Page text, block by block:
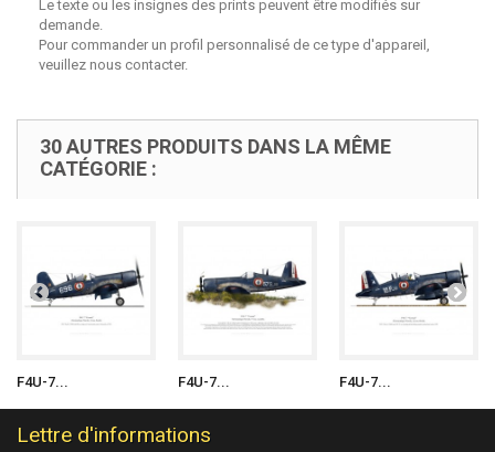
Le texte ou les insignes des prints peuvent être modifiés sur
demande.
Pour commander un profil personnalisé de ce type d'appareil,
veuillez nous contacter.
30 AUTRES PRODUITS DANS LA MÊME
CATÉGORIE :
F4U-7... F4U-7... F4U-7...
Lettre d'informations